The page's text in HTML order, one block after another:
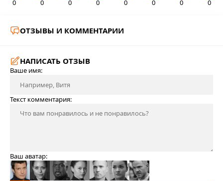
0 0 0 0 0 0 0 0
ОТЗЫВЫ И КОММЕНТАРИИ
НАПИСАТЬ ОТЗЫВ
Ваше имя:
Текст комментария:
Ваш аватар: